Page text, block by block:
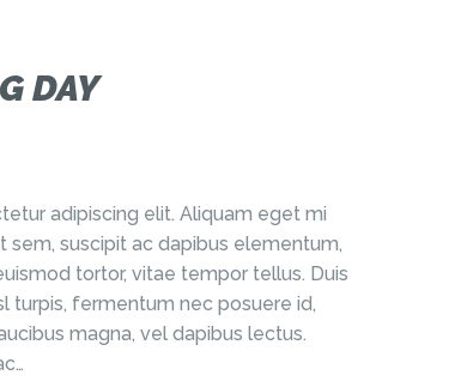
DAY
adipiscing elit. Aliquam eget mi
sem, suscipit ac dapibus elementum,
tortor, vitae tempor tellus. Duis
turpis, fermentum nec posuere id,
magna, vel dapibus lectus.